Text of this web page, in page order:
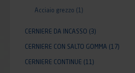
Acciaio grezzo (1)
CERNIERE DA INCASSO (3)
CERNIERE CON SALTO GOMMA (17)
CERNIERE CONTINUE (11)